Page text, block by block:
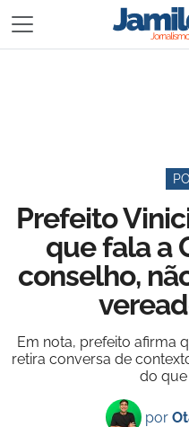
Prefeito
que fala a
conselho,
Em nota, prefeito afirma
retira conversa de
do
por